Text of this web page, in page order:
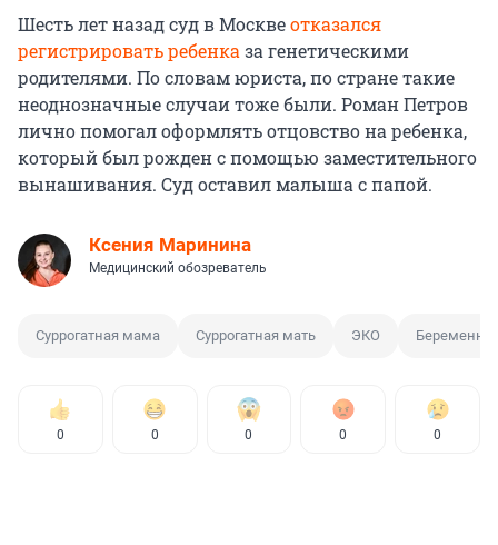
Шесть лет назад суд в Москвеотказался
регистрировать ребенказа генетическими
родителями. По словам юриста, по стране такие
неоднозначные случаи тоже были. Роман Петров
лично помогал оформлять отцовство на ребенка,
который был рожден с помощью заместительного
вынашивания. Суд оставил малыша с папой.
Ксения Маринина
Медицинский обозреватель
Суррогатная мама Суррогатная мать ЭКО
0 0 0 0 0